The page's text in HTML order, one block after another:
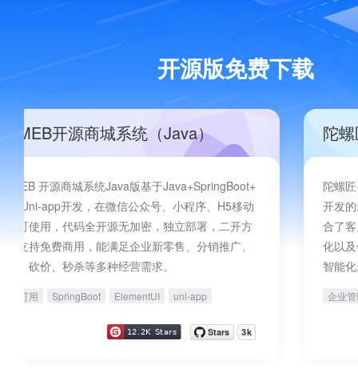
开源版免费下载
开源商城系统（Java）
开源商城系统Java版基于Java+SpringBoot+
app开发，在微信公众号、小程序、H5移动
均可使用，代码全开源无加密，独立部署，二开方
，支持免费商用，能满足企业新零售、分销推广、
团、砍价、秒杀等多种经营需求。
多端可用 SpringBoot ElementUI uni-app
陀
陀螺
开发
合了
化以
智能
企业